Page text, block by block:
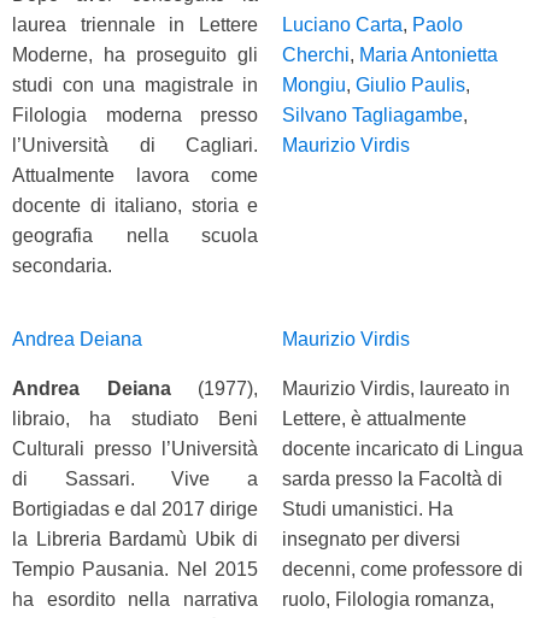
laurea triennale in Lettere
Moderne, ha proseguito gli
studi con una magistrale in
Filologia moderna presso
l’Università di Cagliari.
Attualmente lavora come
docente di italiano, storia e
geografia nella scuola
secondaria.
Luciano Carta, Paolo
Cherchi, Maria Antonietta
Mongiu, Giulio Paulis,
Silvano Tagliagambe,
Maurizio Virdis
Andrea Deiana
Andrea Deiana(1977),
libraio, ha studiato Beni
Culturali presso l’Università
di Sassari. Vive a
Bortigiadas e dal 2017 dirige
la Libreria Bardamù Ubik di
Tempio Pausania. Nel 2015
ha esordito nella narrativa
Maurizio Virdis
Maurizio Virdis, laureato in
Lettere, è attualmente
docente incaricato di Lingua
sarda presso la Facoltà di
Studi umanistici. Ha
insegnato per diversi
decenni, come professore di
ruolo, Filologia romanza,